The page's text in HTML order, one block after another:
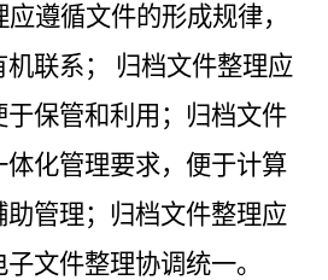
遵循文件的形成规律，
联系； 归档文件整理应
于保管和利用；归档文件
化管理要求，便于计算
管理；归档文件整理应
文件整理协调统一。